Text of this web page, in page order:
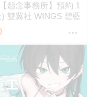
【怨念事務所】預約 1
雙翼社 WINGS 碧藍
恩 銀月下的夜之眷屬